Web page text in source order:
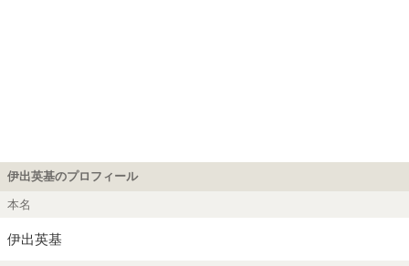
伊出英基のプロフィール
本名
伊出英基